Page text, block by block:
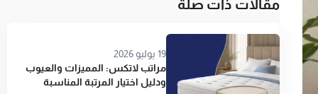
مقالات ذات صلة
19 يوليو 2026
مراتب لاتكس: المميزات والعيوب
ودليل اختيار المرتبة المناسبة